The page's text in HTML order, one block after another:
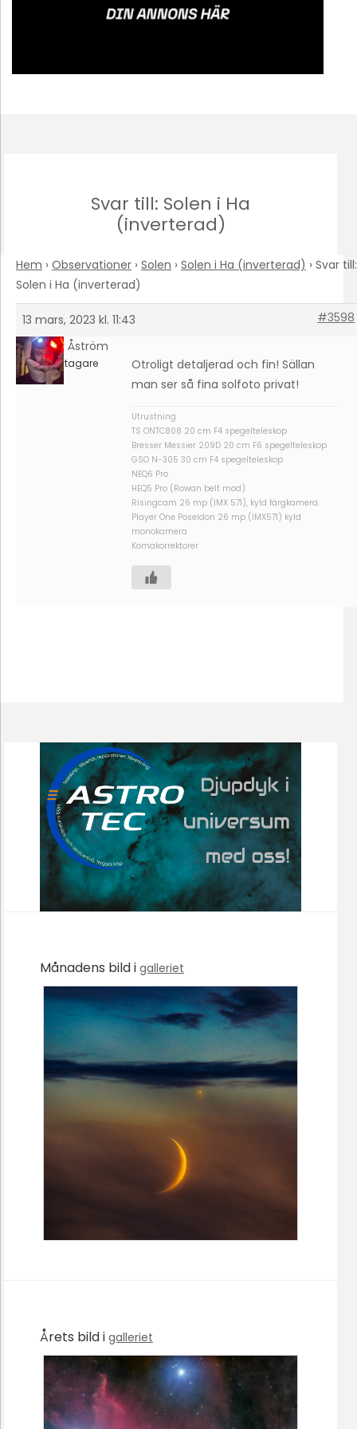
Svar till: Solen i Ha
(inverterad)
Hem › Observationer › Solen › Solen i Ha (inverterad) › Svar till:
Solen i Ha (inverterad)
13 mars, 2023 kl. 11:43
#3598
Petter Åström
Deltagare
Otroligt detaljerad och fin! Sällan
man ser så fina solfoto privat!
Utrustning
TS ONTC808 20 cm F4 spegelteleskop
Bresser Messier 209D 20 cm F6 spegelteleskop
GSO N-305 30 cm F4 spegelteleskop
NEQ6 Pro
HEQ5 Pro (Rowan belt mod)
Risingcam 26 mp (IMX 571), kyld färgkamera.
Player One Poseidon 26 mp (IMX571) kyld
monokamera
Komakorrektorer
Månadens bild i galleriet
Årets bild i galleriet